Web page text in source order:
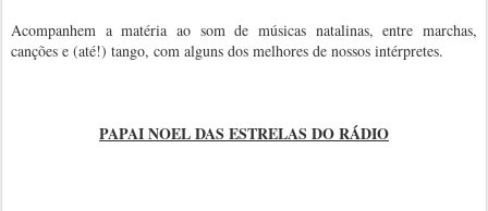
Acompanhem a matéria ao som de músicas natalinas, entre marchas,
canções e (até!) tango, com alguns dos melhores de nossos intérpretes.
PAPAI NOEL DAS ESTRELAS DO RÁDIO